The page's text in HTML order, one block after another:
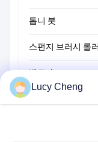
톱니 붓
스펀지 브러시 롤러
벨트 솔
Lucy Cheng